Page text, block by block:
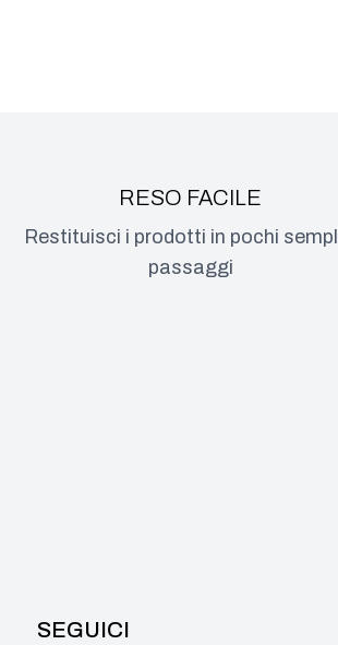
RESO FACILE
Restituisci i prodotti in pochi
passaggi
SEGUICI